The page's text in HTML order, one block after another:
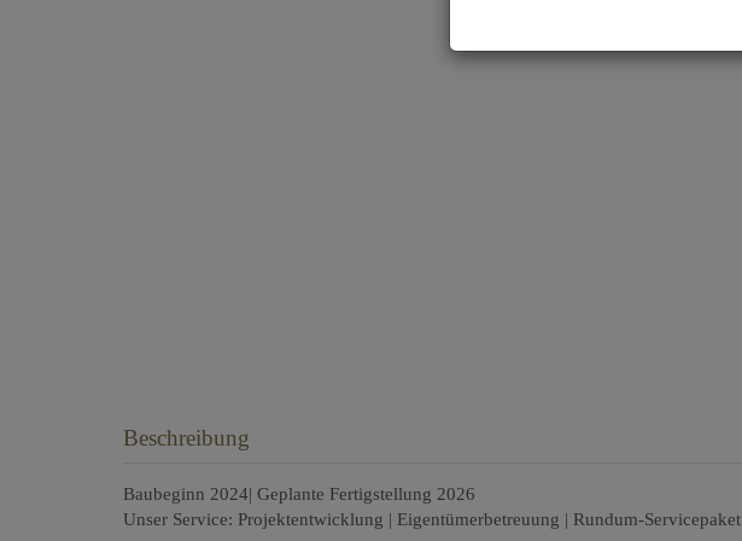
Beschreibung
Baubeginn 2024| Geplante Fertigstellung 2026
Unser Service: Projektentwicklung | Eigentümerbetreuung | Rundum-Servicepaket